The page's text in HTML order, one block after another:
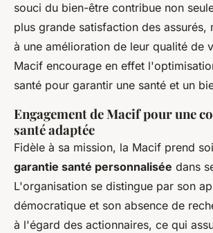
souci du bien-être contribue non
plus grande satisfaction des assurés,
à une amélioration de leur qualité de
Macif encourage en effet
santé pour garantir une santé et un
Engagement de Macif pour une
santé adaptée
Fidèle à sa mission, la Macif prend
garantie santé personnalisée dans
L'organisation se distingue par son
démocratique et son absence de
à l'égard des actionnaires, ce qui